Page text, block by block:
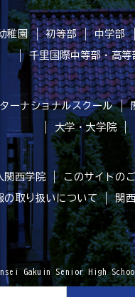
稚園 初等部 中学部
千里国際中等部・高等
ーナショナルスクール
大学・大学院
関西学院
このサイトの
の取り扱いについて
関
Gakuin Senior High